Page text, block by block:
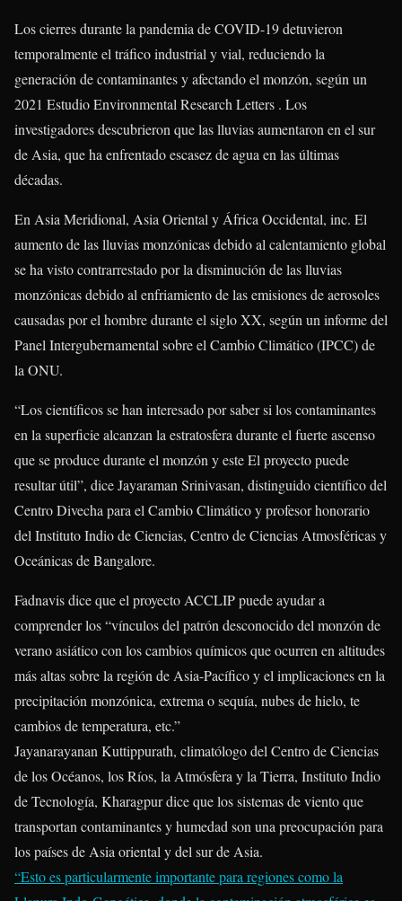
Los cierres durante la pandemia de COVID-19 detuvieron
temporalmente el tráfico industrial y vial, reduciendo la
generación de contaminantes y afectando el monzón, según un
2021 Estudio Environmental Research Letters . Los
investigadores descubrieron que las lluvias aumentaron en el sur
de Asia, que ha enfrentado escasez de agua en las últimas
décadas.
En Asia Meridional, Asia Oriental y África Occidental, inc. El
aumento de las lluvias monzónicas debido al calentamiento global
se ha visto contrarrestado por la disminución de las lluvias
monzónicas debido al enfriamiento de las emisiones de aerosoles
causadas por el hombre durante el siglo XX, según un informe del
Panel Intergubernamental sobre el Cambio Climático (IPCC) de
la ONU.
“Los científicos se han interesado por saber si los contaminantes
en la superficie alcanzan la estratosfera durante el fuerte ascenso
que se produce durante el monzón y este El proyecto puede
resultar útil”, dice Jayaraman Srinivasan, distinguido científico del
Centro Divecha para el Cambio Climático y profesor honorario
del Instituto Indio de Ciencias, Centro de Ciencias Atmosféricas y
Oceánicas de Bangalore.
Fadnavis dice que el proyecto ACCLIP puede ayudar a
comprender los “vínculos del patrón desconocido del monzón de
verano asiático con los cambios químicos que ocurren en altitudes
más altas sobre la región de Asia-Pacífico y el implicaciones en la
precipitación monzónica, extrema o sequía, nubes de hielo, te
cambios de temperatura, etc.”
Jayanarayanan Kuttippurath, climatólogo del Centro de Ciencias
de los Océanos, los Ríos, la Atmósfera y la Tierra, Instituto Indio
de Tecnología, Kharagpur dice que los sistemas de viento que
transportan contaminantes y humedad son una preocupación para
los países de Asia oriental y del sur de Asia.
“Esto es particularmente importante para regiones como la